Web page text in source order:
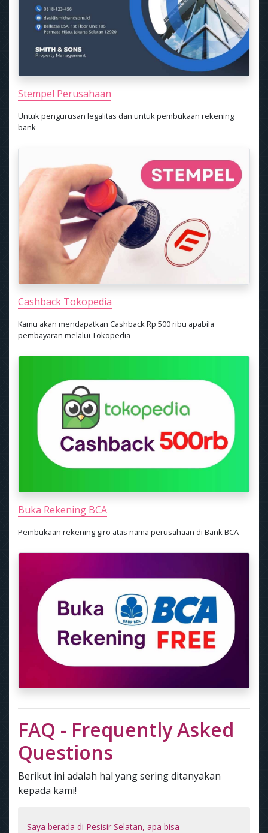
Stempel Perusahaan
Untuk pengurusan legalitas dan untuk pembukaan rekening
bank
Cashback Tokopedia
Kamu akan mendapatkan Cashback Rp 500 ribu apabila
pembayaran melalui Tokopedia
Buka Rekening BCA
Pembukaan rekening giro atas nama perusahaan di Bank BCA
FAQ - Frequently Asked
Questions
Berikut ini adalah hal yang sering ditanyakan
kepada kami!
Saya berada di Pesisir Selatan, apa bisa